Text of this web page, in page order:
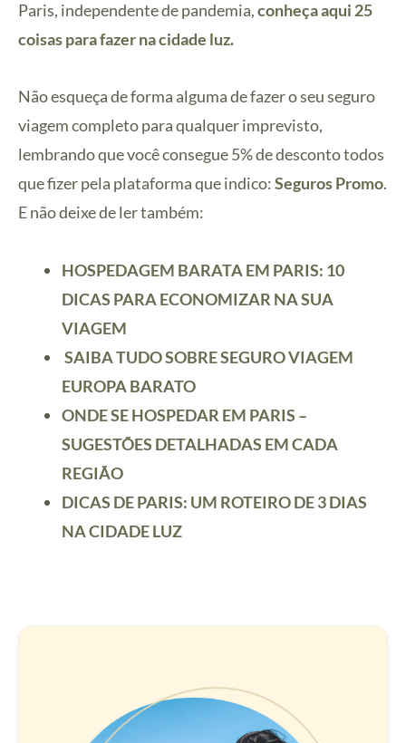
Paris, independente de pandemia,conheça aqui 25
coisas para fazer na cidade luz.
Não esqueça de forma alguma de fazer o seu seguro
viagem completo para qualquer imprevisto,
lembrando que você consegue 5% de desconto todos
que fizer pela plataforma que indico:Seguros Promo.
E não deixe de ler também:
HOSPEDAGEM BARATA EM PARIS: 10
DICAS PARA ECONOMIZAR NA SUA
VIAGEM
SAIBA TUDO SOBRE SEGURO VIAGEM
EUROPA BARATO
ONDE SE HOSPEDAR EM PARIS –
SUGESTÕES DETALHADAS EM CADA
REGIÃO
DICAS DE PARIS: UM ROTEIRO DE 3 DIAS
NA CIDADE LUZ